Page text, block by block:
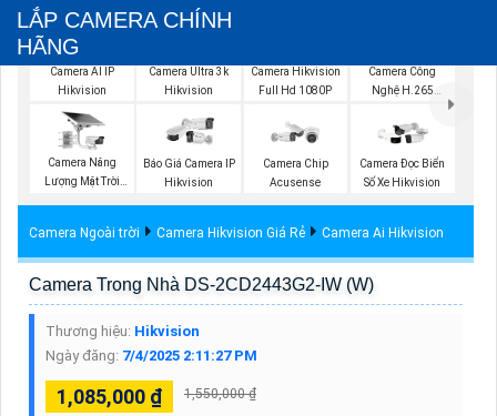
LẮP CAMERA CHÍNH
HÃNG
Camera AI IP
Hikvision
Camera Ultra 3k
Hikvision
Camera Hikvision
Full Hd 1080P
Camera Công
Nghệ H.265
Camera Năng
Lượng Mặt Trời
Báo Giá Camera IP
Hikvision
Camera Chip
Acusense
Camera Đọc Biển
Số Xe Hikvision
Camera Ngoài trời Camera Hikvision Giá Rẻ Camera Ai Hikvision
Camera Trong Nhà DS-2CD2443G2-IW (W)
Thương hiệu: Hikvision
Ngày đăng: 7/4/2025 2:11:27 PM
1,085,000 ₫ 1,550,000 ₫